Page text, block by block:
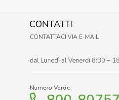
CONTATTI
CONTATTACI VIA E-MAIL
dal Lunedì al Venerdì 8:30 ÷
Numero Verde